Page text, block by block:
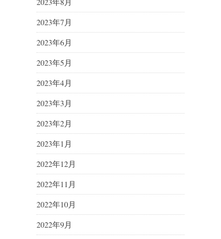
2023年7月
2023年6月
2023年5月
2023年4月
2023年3月
2023年2月
2023年1月
2022年12月
2022年11月
2022年10月
2022年9月